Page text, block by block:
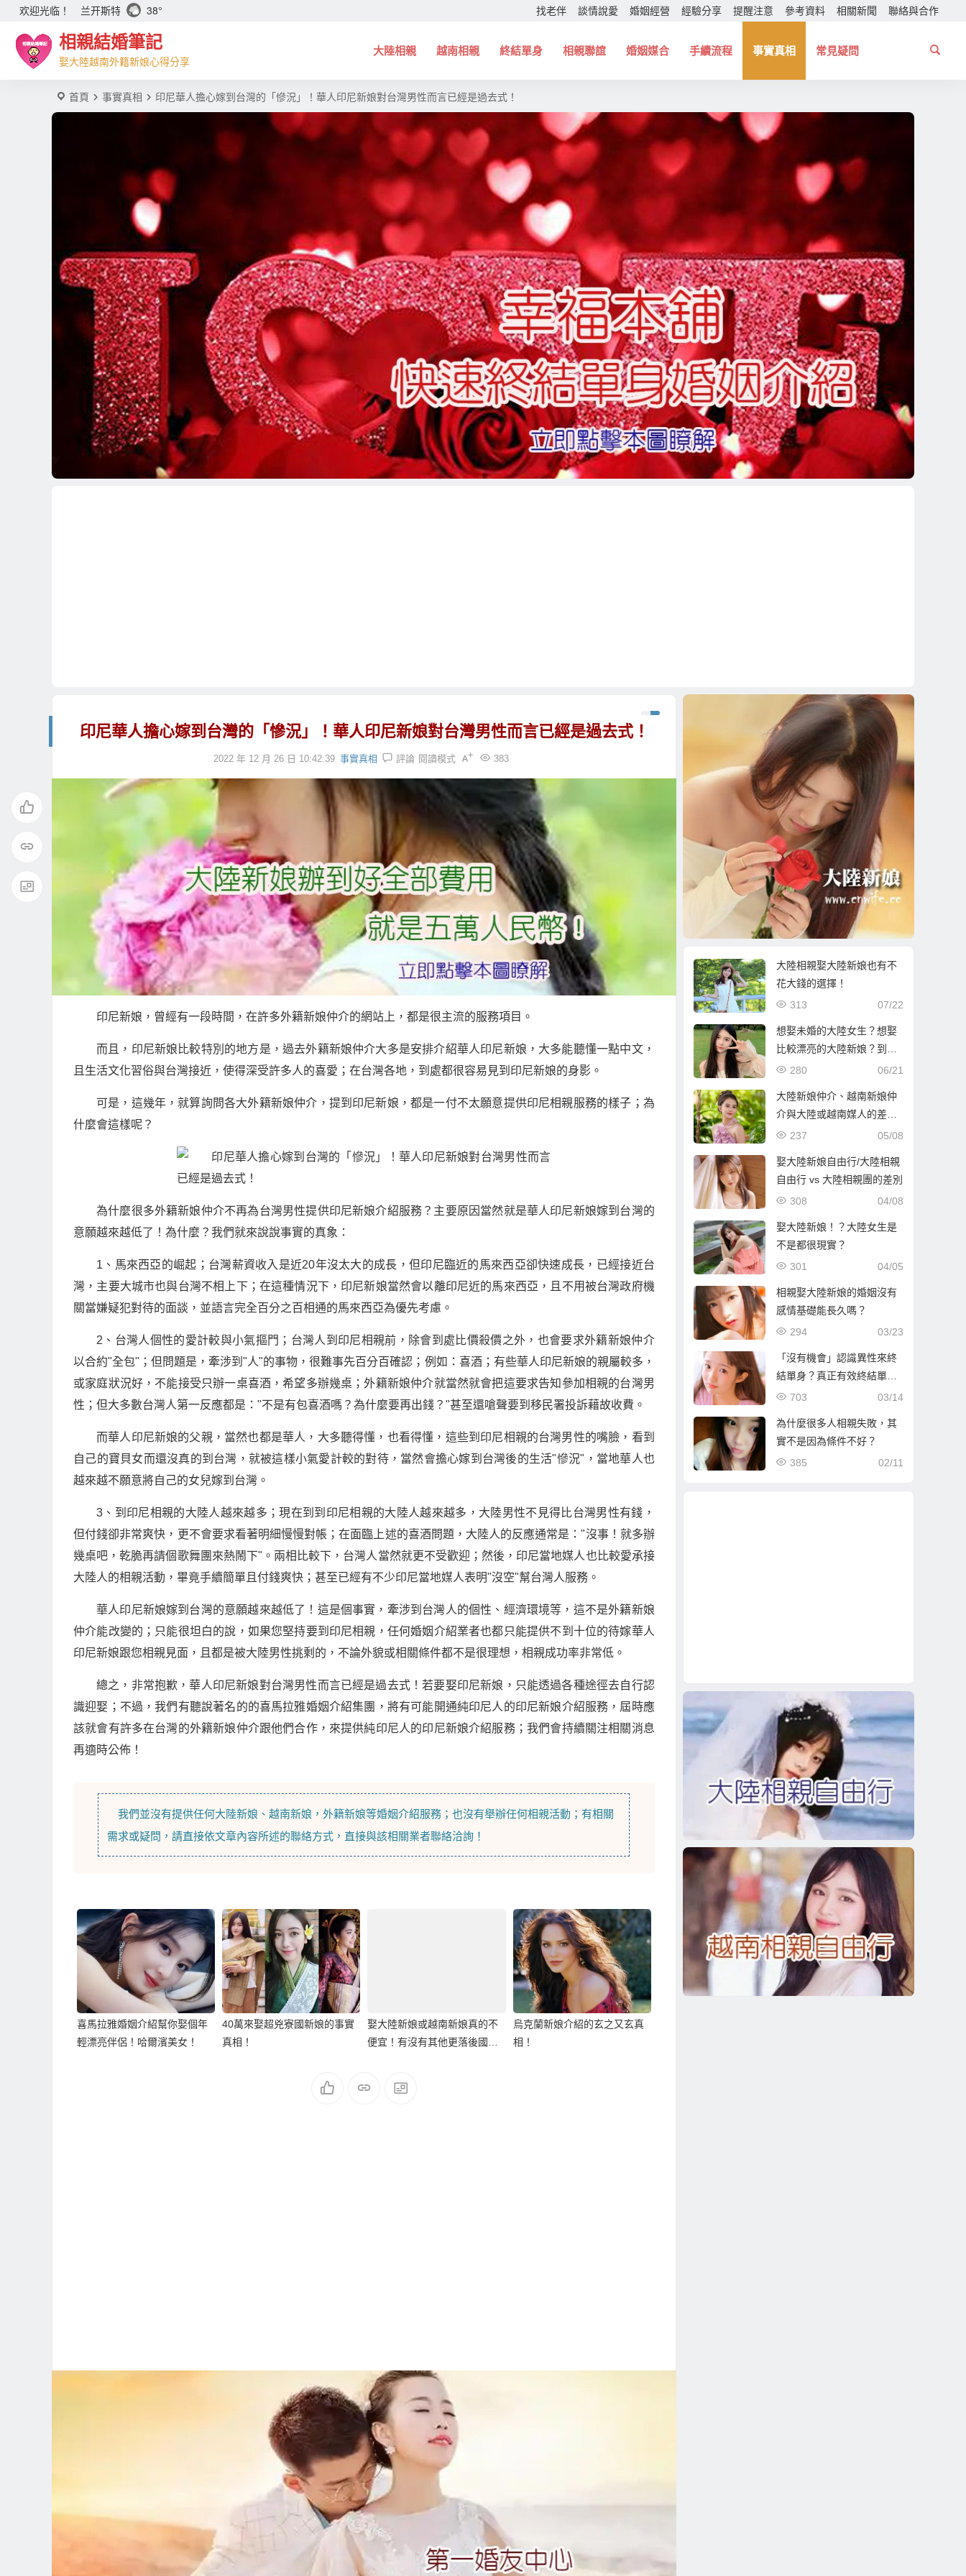
欢迎光临！ 兰开斯特 38° 找老伴 談情說愛 婚姻經營 經驗分享 提醒注意 參考資料 相關新聞 聯絡與合作
相親結婚筆記
娶大陸越南外籍新娘心得分享
大陸相親 越南相親 終結單身 相親聯誼 婚姻媒合 手續流程 事實真相 常見疑問
首頁 事實真相 印尼華人擔心嫁到台灣的「慘況」！華人印尼新娘對台灣男性而言已經是過去式！
印尼華人擔心嫁到台灣的「慘況」！華人印尼新娘對台灣男性而言已經是過去式！
2022 年 12 月 26 日 10:42:39 事實真相 評論 383
閱讀模式
印尼新娘，曾經有一段時間，在許多外籍新娘仲介的網站上，都是很主流的服務項目。
而且，印尼新娘比較特別的地方是，過去外籍新娘仲介大多是安排介紹華人印尼新娘，大多能聽懂一點中文，
且生活文化習俗與台灣接近，使得深受許多人的喜愛；在台灣各地，到處都很容易見到印尼新娘的身影。
可是，這幾年，就算詢問各大外籍新娘仲介，提到印尼新娘，都是一付不太願意提供印尼相親服務的樣子；為
什麼會這樣呢？
為什麼很多外籍新娘仲介不再為台灣男性提供印尼新娘介紹服務？主要原因當然就是華人印尼新娘嫁到台灣的
意願越來越低了！為什麼？我們就來說說事實的真象：
1、馬來西亞的崛起；台灣薪資收入是近20年沒太大的成長，但印尼臨近的馬來西亞卻快速成長，已經接近台
灣，主要大城市也與台灣不相上下；在這種情況下，印尼新娘當然會以離印尼近的馬來西亞，且不用被台灣政府機
關當嫌疑犯對待的面談，並語言完全百分之百相通的馬來西亞為優先考慮。
2、台灣人個性的愛計較與小氣摳門；台灣人到印尼相親前，除會到處比價殺價之外，也會要求外籍新娘仲介
以合約"全包"；但問題是，牽涉到"人"的事物，很難事先百分百確認；例如：喜酒；有些華人印尼新娘的親屬較多，
或家庭狀況好，不能接受只辦一桌喜酒，希望多辦幾桌；外籍新娘仲介就當然就會把這要求告知參加相親的台灣男
性；但大多數台灣人第一反應都是："不是有包喜酒嗎？為什麼要再出錢？"甚至還嗆聲要到移民署投訴藉故收費。
而華人印尼新娘的父親，當然也都是華人，大多聽得懂，也看得懂，這些到印尼相親的台灣男性的嘴臉，看到
自己的寶貝女而還沒真的到台灣，就被這樣小氣愛計較的對待，當然會擔心嫁到台灣後的生活"慘況"，當地華人也
越來越不願意將自己的女兒嫁到台灣。
3、到印尼相親的大陸人越來越多；現在到到印尼相親的大陸人越來越多，大陸男性不見得比台灣男性有錢，
但付錢卻非常爽快，更不會要求看著明細慢慢對帳；在面臨上述的喜酒問題，大陸人的反應通常是："沒事！就多辦
幾桌吧，乾脆再請個歌舞團來熱鬧下"。兩相比較下，台灣人當然就更不受歡迎；然後，印尼當地媒人也比較愛承接
大陸人的相親活動，畢竟手續簡單且付錢爽快；甚至已經有不少印尼當地媒人表明"沒空"幫台灣人服務。
華人印尼新娘嫁到台灣的意願越來越低了！這是個事實，牽涉到台灣人的個性、經濟環境等，這不是外籍新娘
仲介能改變的；只能很坦白的說，如果您堅持要到印尼相親，任何婚姻介紹業者也都只能提供不到十位的待嫁華人
印尼新娘跟您相親見面，且都是被大陸男性挑剩的，不論外貌或相關條件都不是很理想，相親成功率非常低。
總之，非常抱歉，華人印尼新娘對台灣男性而言已經是過去式！若要娶印尼新娘，只能透過各種途徑去自行認
識迎娶；不過，我們有聽說著名的的喜馬拉雅婚姻介紹集團，將有可能開通純印尼人的印尼新娘介紹服務，屆時應
該就會有許多在台灣的外籍新娘仲介跟他們合作，來提供純印尼人的印尼新娘介紹服務；我們會持續關注相關消息
再適時公佈！
我們並沒有提供任何大陸新娘 、越南新娘 ，外籍新娘等婚姻介紹服務；也沒有舉辦任何相親活動；有相關
需求或疑問，請直接依文章內容所述的聯絡方式，直接與該相關業者聯絡洽詢！
喜馬拉雅婚姻介紹幫你娶個年
輕漂亮伴侶！哈爾濱美女！
40萬來娶超兇寮國新娘的事實
真相！
娶大陸新娘或越南新娘真的不
便宜！有沒有其他更落後國家
烏克蘭新娘介紹的玄之又玄真
相！
大陸相親娶大陸新娘也有不
花大錢的選擇！
07/22
313
想娶未婚的大陸女生？想娶
比較漂亮的大陸新娘？到哈
爾濱比較容易！
06/21
280
大陸新娘仲介、越南新娘仲
介與大陸或越南媒人的差別
解析
05/08
237
娶大陸新娘自由行/大陸相親
自由行 vs 大陸相親團的差別
04/08
308
娶大陸新娘！？大陸女生是
不是都很現實？
04/05
301
相親娶大陸新娘的婚姻沒有
感情基礎能長久嗎？
03/23
294
「沒有機會」認識異性來終
結單身？真正有效終結單身
的方式是…
03/14
703
為什麼很多人相親失敗，其
實不是因為條件不好？
02/11
385